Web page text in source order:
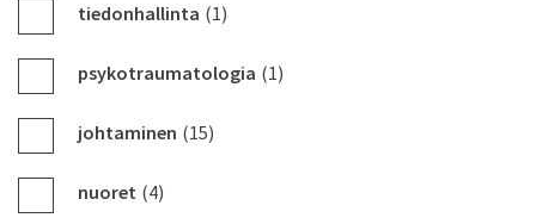
tiedonhallinta (1)
psykotraumatologia (1)
johtaminen (15)
nuoret (4)